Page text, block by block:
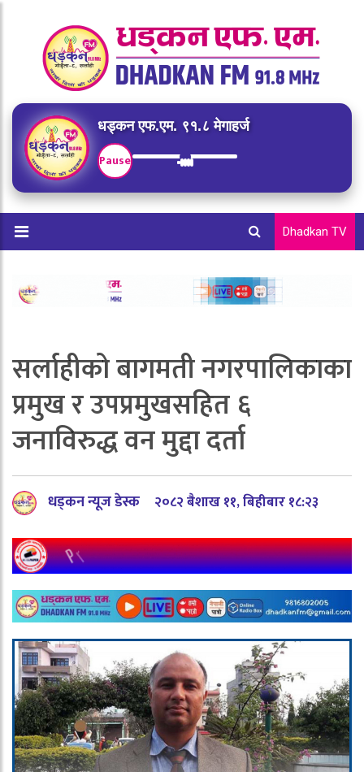
धड्कन एफ.एम. ९१.८ मेगाहर्ज
Pause
Dhadkan TV
सर्लाहीको बागमती नगरपालिकाका
प्रमुख र उपप्रमुखसहित ६
जनाविरुद्ध वन मुद्दा दर्ता
धड्कन न्यूज डेस्क २०८२ बैशाख ११, बिहीबार १८:२३